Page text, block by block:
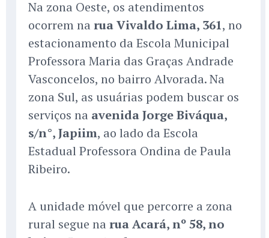
Na zona Oeste, os atendimentos
ocorrem na rua Vivaldo Lima, 361, no
estacionamento da Escola Municipal
Professora Maria das Graças Andrade
Vasconcelos, no bairro Alvorada. Na
zona Sul, as usuárias podem buscar os
serviços na avenida Jorge Biváqua,
s/n°, Japiim, ao lado da Escola
Estadual Professora Ondina de Paula
Ribeiro.
A unidade móvel que percorre a zona
rural segue na rua Acará, nº 58, no